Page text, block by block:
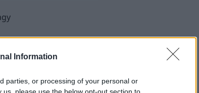
Information
parties, or processing of your personal or